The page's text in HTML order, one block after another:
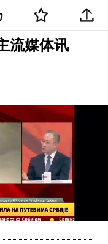
流媒体讯